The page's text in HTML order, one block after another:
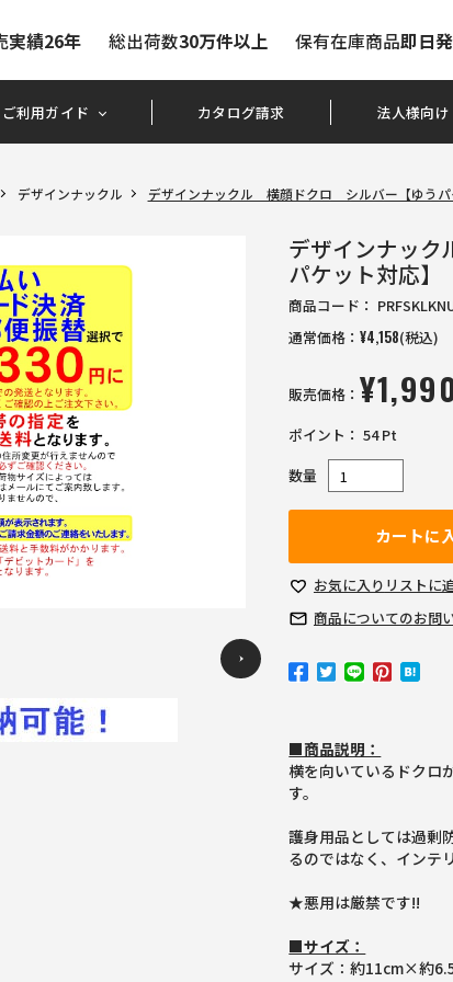
実績26年 総出荷数30万件以上 保有在庫商品即日
ご利用ガイド カタログ請求 法人様向け
デザインナックル デザインナックル 横顔ドクロ シルバー【ゆうパ
Previous
デザインナッ
パケット対応】
商品コード：
通常価格：¥4,158(税込)
販売価格： ¥
ポイント：54Pt
数量
カートに
お気に入り リストに
商品についてのお問
■商品説明：
横を向いているドクロ
す。
護身用品としては過剰
るのではなく、インテ
★悪用は厳禁です!!
■サイズ：
サイズ：約11cm×約